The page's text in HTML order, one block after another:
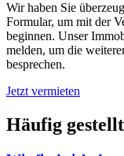
Wir haben Sie
Formular, um mit der
beginnen. Unser
melden, um die
besprechen.
Jetzt vermieten
Häufig